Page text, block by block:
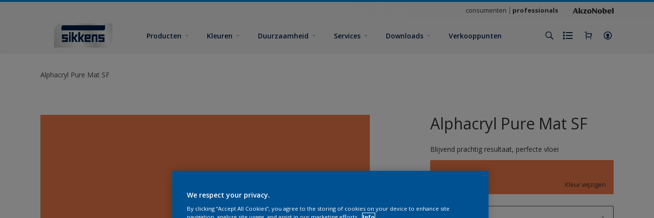
consumenten professionals
Producten Kleuren Duurzaamheid Services Downloads Verkooppunten
Alphacryl Pure Mat SF
Alphacryl Pure Mat SF
Blijvend prachtig resultaat, perfecte vloei
D2.50.55
Kleur wijzigen
We respect your privacy.
By clicking “Accept All Cookies”, you agree to the storing of cookies on your device to enhance site